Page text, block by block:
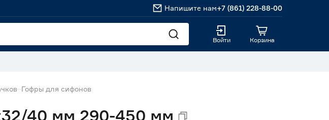
Напишите нам+7 (861) 228-88-00
Войти Корзина
Гофры для сифонов
40 мм 290-450 мм